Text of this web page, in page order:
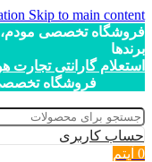
Skip to main content
فروشگاه تخصصی مودم،
برندها
استعلام گارانتی تجارت
فروشگاه
حساب کاربری
0 آیتم